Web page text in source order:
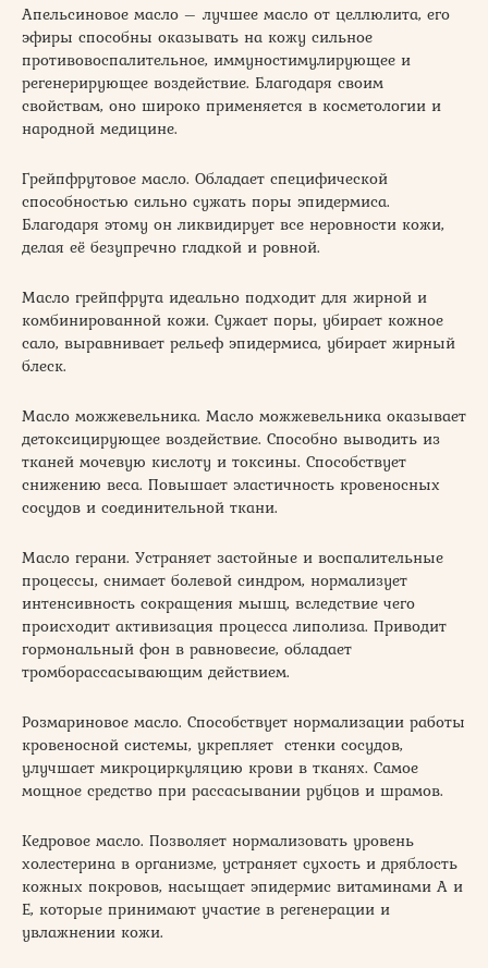
Апельсиновое масло – лучшее масло от целлюлита, его
эфиры способны оказывать на кожу сильное
противовоспалительное, иммуностимулирующее и
регенерирующее воздействие. Благодаря своим
свойствам, оно широко применяется в косметологии и
народной медицине.
Грейпфрутовое масло. Обладает специфической
способностью сильно сужать поры эпидермиса.
Благодаря этому он ликвидирует все неровности кожи,
делая её безупречно гладкой и ровной.
Масло грейпфрута идеально подходит для жирной и
комбинированной кожи. Сужает поры, убирает кожное
сало, выравнивает рельеф эпидермиса, убирает жирный
блеск.
Масло можжевельника. Масло можжевельника оказывает
детоксицирующее воздействие. Способно выводить из
тканей мочевую кислоту и токсины. Способствует
снижению веса. Повышает эластичность кровеносных
сосудов и соединительной ткани.
Масло герани. Устраняет застойные и воспалительные
процессы, снимает болевой синдром, нормализует
интенсивность сокращения мышц, вследствие чего
происходит активизация процесса липолиза. Приводит
гормональный фон в равновесие, обладает
тромборассасывающим действием.
Розмариновое масло. Способствует нормализации работы
кровеносной системы, укрепляет стенки сосудов,
улучшает микроциркуляцию крови в тканях. Самое
мощное средство при рассасывании рубцов и шрамов.
Кедровое масло. Позволяет нормализовать уровень
холестерина в организме, устраняет сухость и дряблость
кожных покровов, насыщает эпидермис витаминами А и
Е, которые принимают участие в регенерации и
увлажнении кожи.